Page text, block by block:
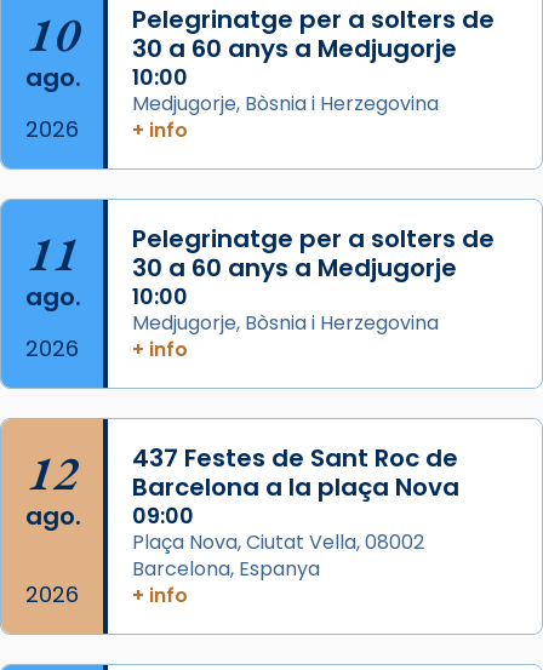
Jaume, fill de Zebedeu, és juntament amb el
seu germà Joan i Pere un dels que
acompanyava més de prop Jesús.
Segons el llibre dels Fets (12,2) fou el primer
apòstol màrtir, decapitat a Jerusalem per
Herodes Agripa (vers l'any 44).
Patró de Galícia, després de les invasions
musulmanes fou venerat com a patró dels
Regnes castellans i més tard de tota
Espanya.
View on Facebook · Share
10
ago.
2026
Pelegrinatge per a solters de
30 a 60 anys a Medjugorje
10:00
Medjugorje, Bòsnia i Herzegovina
+ info
11
ago.
2026
Pelegrinatge per a solters de
30 a 60 anys a Medjugorje
10:00
Medjugorje, Bòsnia i Herzegovina
+ info
12
ago.
2026
437 Festes de Sant Roc de
Barcelona a la plaça Nova
09:00
Plaça Nova, Ciutat Vella, 08002
Barcelona, Espanya
+ info